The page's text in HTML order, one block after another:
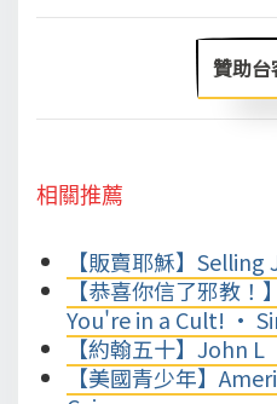
贊助台
相關推薦
【販賣耶穌】
【恭喜你信了邪教
You're in a Cult! •
【約翰五十】John
【美國青少年】